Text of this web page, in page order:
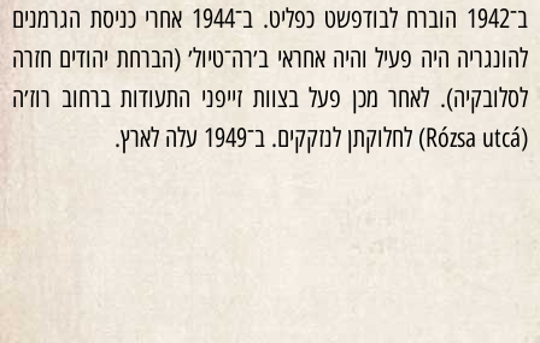
ב־1942 הוברח לבודפשט כפליט. ב־1944 אחרי כניסת הגרמנים
להונגריה היה פעיל והיה אחראי ב׳רה־טיול׳ (הברחת יהודים חזרה
לסלובקיה). לאחר מכן פעל בצוות זייפני התעודות ברחוב רוז׳ה
(Rózsa utcá) לחלוקתן לנזקקים. ב־1949 עלה לארץ.